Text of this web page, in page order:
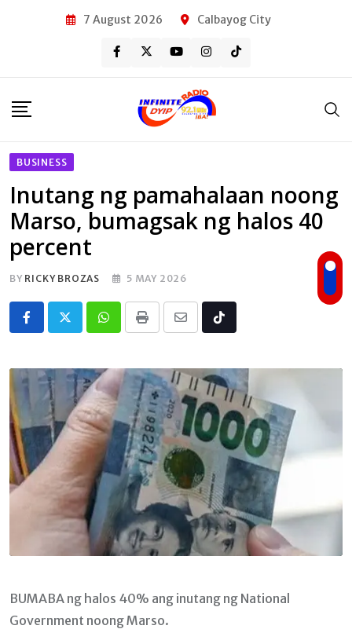
7 August 2026 Calbayog City
BUSINESS
Inutang ng pamahalaan noong
Marso, bumagsak ng halos 40
percent
BY RICKY BROZAS 5 MAY 2026
Whatsapp
Print
Share
Email
Tiktok
BUMABA ng halos 40% ang inutang ng National
Government noong Marso.